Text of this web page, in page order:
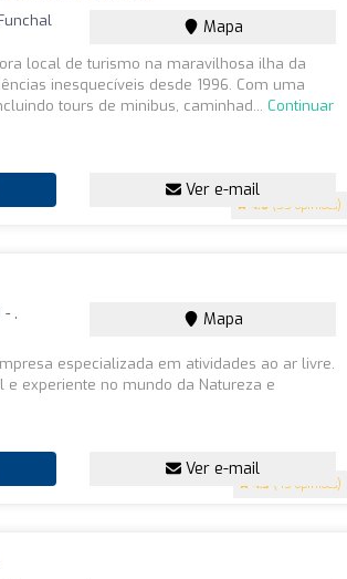
4.6 (55 opiniões)
Mapa
local de turismo na maravilhosa ilha da
inesquecíveis desde 1996. Com uma
tours de minibus, caminhad... Continuar
Ver e-mail
4.3 (45 opiniões)
,
Mapa
especializada em atividades ao ar livre.
e experiente no mundo da Natureza e
Ver e-mail